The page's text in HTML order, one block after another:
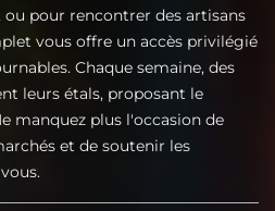
ou pour rencontrer des artisans
vous offre un accès privilégié
Chaque semaine, des
leurs étals, proposant le
manquez plus l'occasion de
et de soutenir les